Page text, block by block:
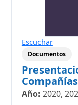
Escuchar
Documentos
Compañías
Año: 2020,